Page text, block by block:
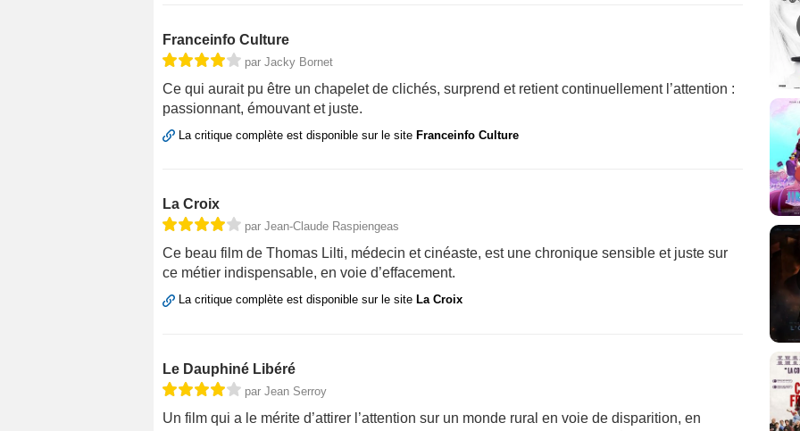
Franceinfo Culture
par Jacky Bornet
Ce qui aurait pu être un chapelet de clichés, surprend et retient continuellement l’attention :
passionnant, émouvant et juste.
La critique complète est disponible sur le site Franceinfo Culture
La Croix
par Jean-Claude Raspiengeas
Ce beau film de Thomas Lilti, médecin et cinéaste, est une chronique sensible et juste sur
ce métier indispensable, en voie d’effacement.
La critique complète est disponible sur le site La Croix
Le Dauphiné Libéré
par Jean Serroy
Un film qui a le mérite d’attirer l’attention sur un monde rural en voie de disparition, en